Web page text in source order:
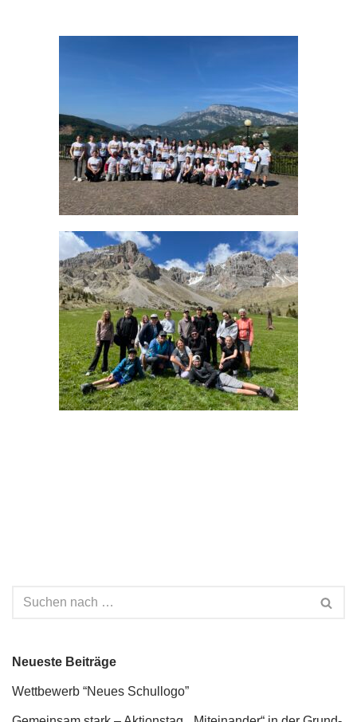
Neueste Beiträge
Wettbewerb “Neues Schullogo”